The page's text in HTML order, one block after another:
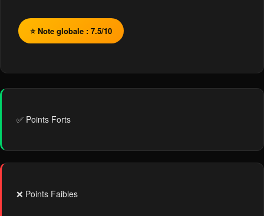
⭐ Note globale : 7.5/10
✅ Points Forts
❌ Points Faibles